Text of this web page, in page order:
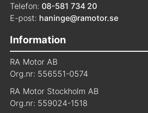
Telefon: 08-581 734 20
E-post: haninge@ramotor.se
Information
RA Motor AB
Org.nr: 556551-0574
RA Motor Stockholm AB
Org.nr: 559024-1518